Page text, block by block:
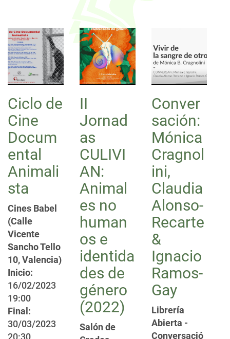
Ciclo de
Cine
Docum
ental
Animali
sta
Cines Babel
(Calle
Vicente
Sancho Tello
10, Valencia)
Inicio:
16/02/2023
19:00
Final:
30/03/2023
20:30
II
Jornad
as
CULIVI
AN:
Animal
es no
human
os e
identida
des de
género
(2022)
Salón de
Conver
sación:
Mónica
Cragnol
ini,
Claudia
Alonso-
Recarte
&
Ignacio
Ramos-
Gay
Librería
Abierta -
Conversació